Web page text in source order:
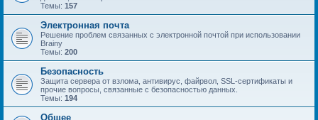
Темы: 157
Электронная почта
Решение проблем связанных с электронной почтой при использовании
Brainy
Темы: 200
Безопасность
Защита сервера от взлома, антивирус, файрвол, SSL-сертификаты и
прочие вопросы, связанные с безопасностью данных.
Темы: 194
Общее